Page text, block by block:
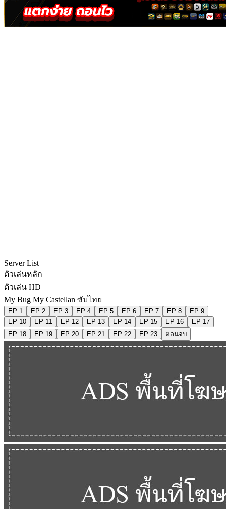
Server List
ตัวเล่นหลัก
ตัวเล่น HD
My Bug My Castellan ซับไทย
EP 1 EP 2 EP 3 EP 4 EP 5 EP 6 EP 7 EP 8
EP 9
EP 10
EP 11 EP 12 EP 13 EP 14 EP 15 EP 16
EP 17
EP 18
EP 19 EP 20 EP 21 EP 22 EP 23 ตอนจบ